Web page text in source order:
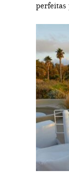
perfeitas